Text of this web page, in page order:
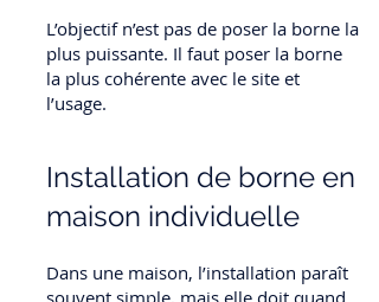
L’objectif n’est pas de poser la borne la
plus puissante. Il faut poser la borne
la plus cohérente avec le site et
l’usage.
Installation de borne en
maison individuelle
Dans une maison, l’installation paraît
souvent simple, mais elle doit quand